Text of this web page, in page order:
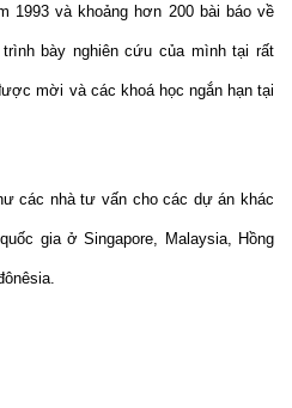
1993 và khoảng hơn 200 bài báo về
bày nghiên cứu của mình tại rất
mời và các khoá học ngắn hạn tại
các nhà tư vấn cho các dự án khác
gia ở Singapore, Malaysia, Hồng